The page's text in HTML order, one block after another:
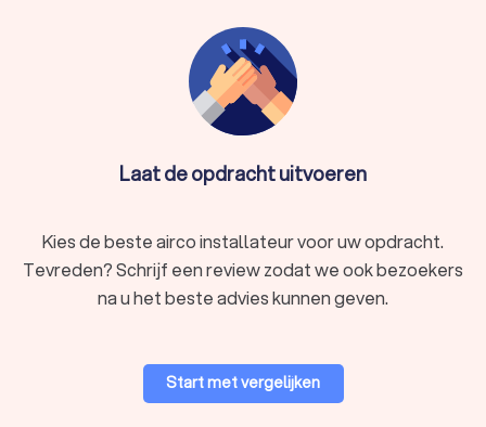
Laat de opdracht uitvoeren
Kies de beste airco installateur voor uw opdracht.
Tevreden? Schrijf een review zodat we ook bezoekers
na u het beste advies kunnen geven.
Start met vergelijken